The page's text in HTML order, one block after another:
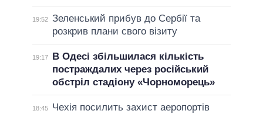
19:52 Зеленський прибув до Сербії та
розкрив плани свого візиту
19:17
В Одесі збільшилася кількість
постраждалих через російський
обстріл стадіону «Чорноморець»
18:45
Чехія посилить захист аеропортів